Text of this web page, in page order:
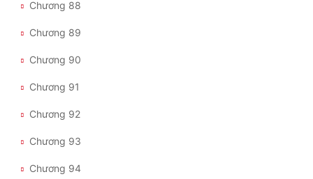
Chương 88
Chương 89
Chương 90
Chương 91
Chương 92
Chương 93
Chương 94